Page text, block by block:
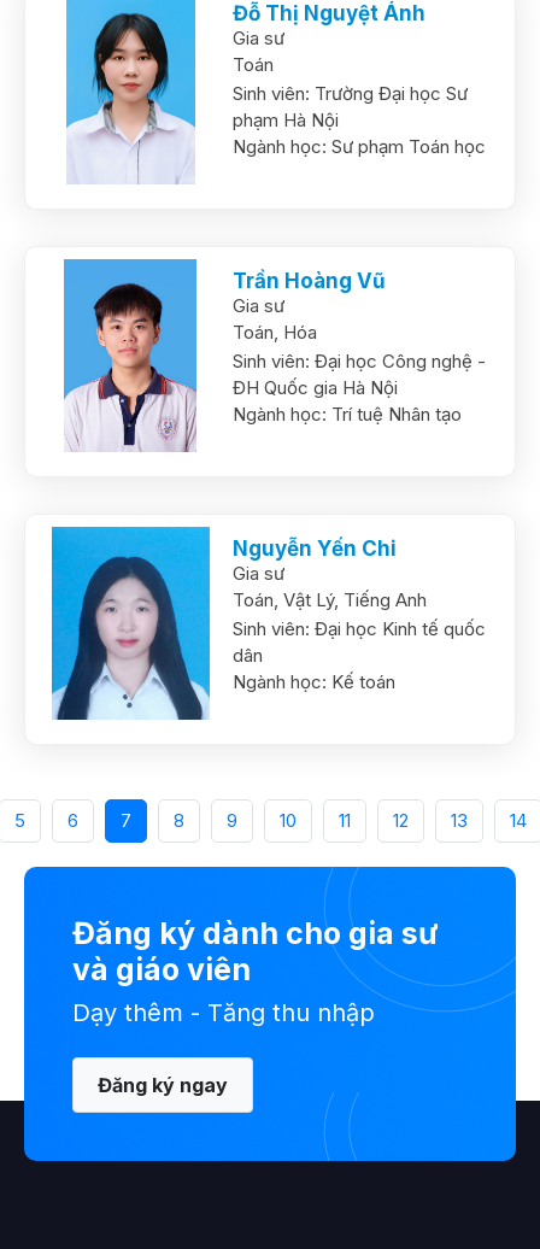
Đỗ Thị Nguyệt Ánh
Gia sư
Toán
Sinh viên: Trường Đại học Sư
phạm Hà Nội
Ngành học: Sư phạm Toán học
Trần Hoàng Vũ
Gia sư
Toán, Hóa
Sinh viên: Đại học Công nghệ -
ĐH Quốc gia Hà Nội
Ngành học: Trí tuệ Nhân tạo
Nguyễn Yến Chi
Gia sư
Toán,Vật Lý, Tiếng Anh
Sinh viên: Đại học Kinh tế quốc
dân
Ngành học: Kế toán
5 6 7 8 9 10 11 12 13 14
Đăng ký dành cho gia sư
và giáo viên
Dạy thêm - Tăng thu nhập
Đăng ký ngay